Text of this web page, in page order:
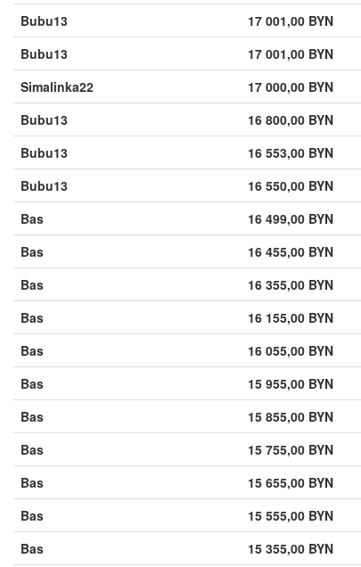
Bubu13
17 001,00 BYN
Bubu13
17 001,00 BYN
Simalinka22
17 000,00 BYN
Bubu13
16 800,00 BYN
Bubu13
16 553,00 BYN
Bubu13
16 550,00 BYN
Bas
16 499,00 BYN
Bas
16 455,00 BYN
Bas
16 355,00 BYN
Bas
16 155,00 BYN
Bas
16 055,00 BYN
Bas
15 955,00 BYN
Bas
15 855,00 BYN
Bas
15 755,00 BYN
Bas
15 655,00 BYN
Bas
15 555,00 BYN
Bas
15 355,00 BYN